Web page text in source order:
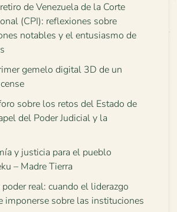
de Venezuela de la Corte
(CPI): reflexiones sobre
notables y el entusiasmo de
gemelo digital 3D de un
sobre los retos del Estado de
del Poder Judicial y la
y justicia para el pueblo
– Madre Tierra
real: cuando el liderazgo
imponerse sobre las instituciones